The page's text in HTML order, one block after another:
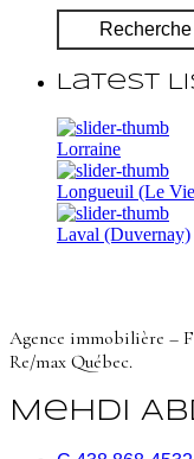
Recherche
Latest
Lorraine
Longueuil (Le
Laval (Duvernay)
Agence immobilière –
Re/max Québec.
Mehdi